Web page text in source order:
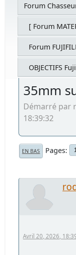
Forum
[ Forum
Forum
OBJECTIFS
35mm
Démarré par
18:39:32
EN BAS Pages
Avril 20, 2026,